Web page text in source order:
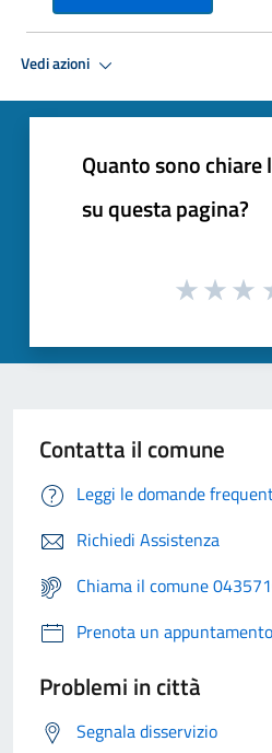
Vedi azioni
Quanto sono
su questa pagina?
Contatta il comune
Leggi le domande
Richiedi Assistenza
Chiama il comune
Prenota un appuntamento
Problemi in città
Segnala disservizio